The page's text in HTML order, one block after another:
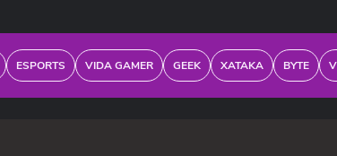
ESPORTS VIDA GAMER GEEK XATAKA BYTE